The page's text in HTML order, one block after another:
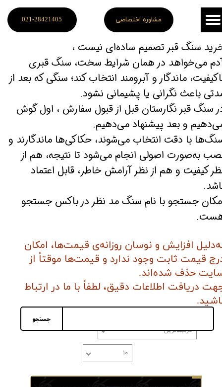
021-28421405 مشاوره اختصاصی
سنگ قبر تصمیم ساده‌ای نیست ،
می‌خواهد در همان شرایط سخت، سنگ قبری
ماندگار و آبرومند انتخاب کند؛ سنگی که بعد از
باعث نگرانی یا پشیمانی نشود.
سنگ قبر نگارستان قبل از قبول سفارش ، اول گوش
و بعد پیشنهاد می‌دهیم.
با دقت انتخاب می‌شوند، حکاکی‌ها ماندگارند و
به‌صورت اصولی انجام می‌شود تا نتیجه، هم از
کیفیت و هم از نظر آرامش خاطر، قابل اعتماد
جستجو با نام سنگ مد نظر در باکس جستجو
افزایش و نوسان روزانه‌ی قیمت‌ها، امکان
قیمت ثابت وجود ندارد و قیمت‌ها موقتاً از
حذف شده‌اند.
دریافت اطلاعات دقیق، لطفاً با ما در ارتباط
.
مرتبط‌ترین
۱۰
جستجو